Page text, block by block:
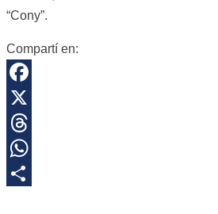
“Cony”.
Compartí en:
Facebook
X
Threads
WhatsApp